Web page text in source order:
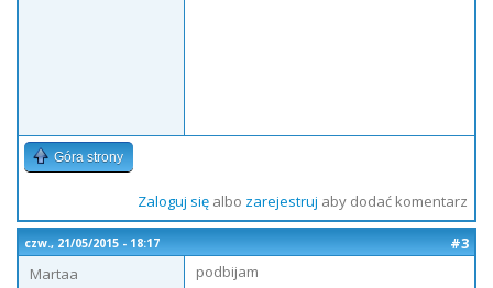
Góra strony
Zaloguj sięalbo zarejestruj aby dodać komentarz
czw., 21/05/2015 - 18:17
#3
Martaa
podbijam